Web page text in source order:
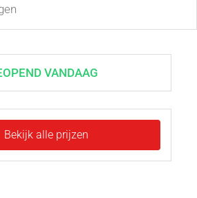
VANDAAG
Bekijk alle prijzen